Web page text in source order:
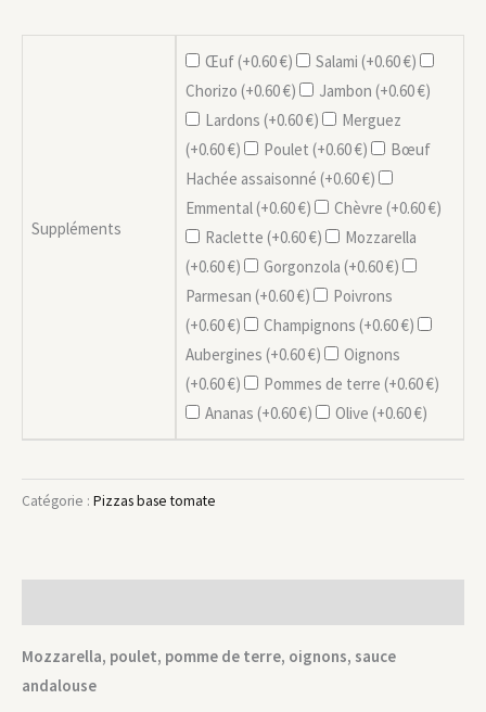
Suppléments
Œuf (+0.60€) Salami (+0.60€)
Chorizo (+0.60€) Jambon (+0.60€)
Lardons (+0.60€)
Merguez
(+0.60€) Poulet (+0.60€)
Bœuf
Hachée assaisonné (+0.60€)
Emmental (+0.60€) Chèvre (+0.60€)
Raclette (+0.60€)
Mozzarella
(+0.60€) Gorgonzola (+0.60€)
Parmesan (+0.60€)
Poivrons
(+0.60€) Champignons (+0.60€)
Aubergines (+0.60€)
Oignons
(+0.60€) Pommes de terre (+0.60€)
Ananas (+0.60€) Olive (+0.60€)
Catégorie : Pizzas base tomate
Mozzarella, poulet, pomme de terre, oignons, sauce
andalouse